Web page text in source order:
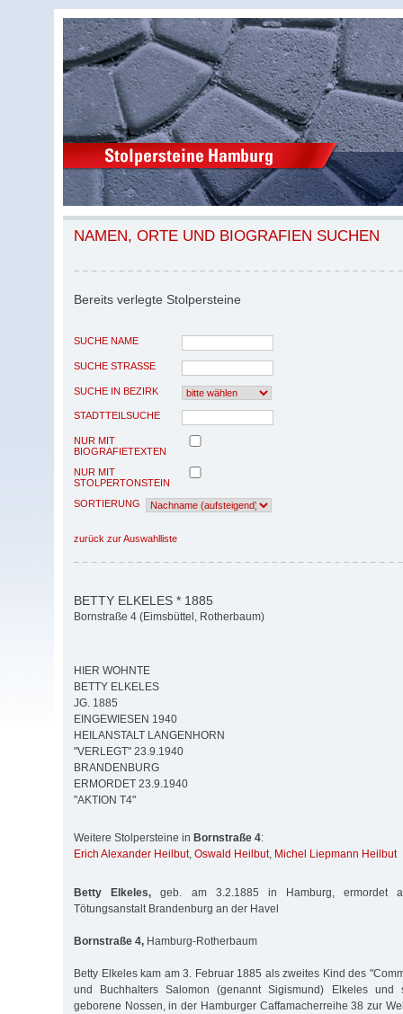
NAMEN, ORTE UND BIOGRAFIEN SUCHEN
Bereits verlegte Stolpersteine
SUCHE NAME
SUCHE STRASSE
SUCHE IN BEZIRK
STADTTEILSUCHE
NUR MIT
BIOGRAFIETEXTEN
NUR MIT
STOLPERTONSTEIN
SORTIERUNG
zurück zur Auswahlliste
BETTY ELKELES * 1885
Bornstraße 4 (Eimsbüttel, Rotherbaum)
HIER WOHNTE
BETTY ELKELES
JG. 1885
EINGEWIESEN 1940
HEILANSTALT LANGENHORN
"VERLEGT" 23.9.1940
BRANDENBURG
ERMORDET 23.9.1940
"AKTION T4"
Weitere Stolpersteine in Bornstraße 4:
Erich Alexander Heilbut, Oswald Heilbut, Michel Liepmann Heilbut
Betty Elkeles, geb. am 3.2.1885 in Hamburg, ermordet
Tötungsanstalt Brandenburg an der Havel
Bornstraße 4, Hamburg-Rotherbaum
Betty Elkeles kam am 3. Februar 1885 als zweites Kind des
und Buchhalters Salomon (genannt Sigismund) Elkeles und
geborene Nossen, in der Hamburger Caffamacherreihe 38 zur